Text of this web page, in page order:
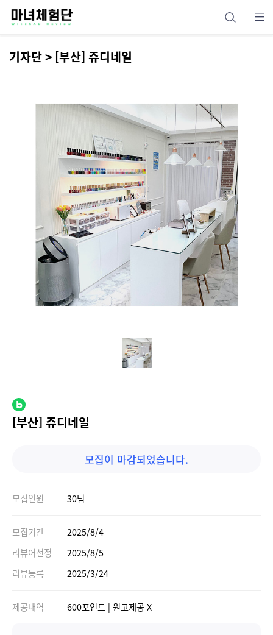
기자단 > [부산] 쥬디네일
[부산] 쥬디네일
모집이 마감되었습니다.
모집인원 30팀
모집기간
2025/8/4
리뷰어선정
2025/8/5
리뷰등록
2025/3/24
제공내역 600포인트 | 원고제공 X